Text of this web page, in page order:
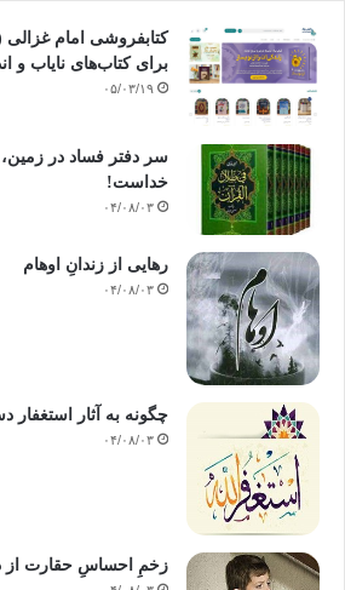
کتابفروشی امام
برای کتاب‌های نایاب و
۰۵/۰۳/۱۹
سر دفتر فساد در زمین‌،
خداست‌!
۰۴/۰۸/۰۳
رهایی از زندانِ اوهام
۰۴/۰۸/۰۳
چگونه به آثار استغفار
۰۴/۰۸/۰۳
زخمِ احساسِ حقارت از